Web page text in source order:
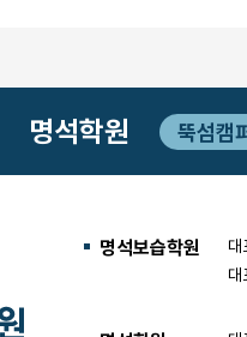
명석학원 뚝섬캠
명석보습학원 대